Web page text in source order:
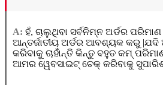
A: ହଁ, ଚାଲୁଥିବା ସର୍ବନିମ୍ନ ଅର୍ଡର
ଆନ୍ତର୍ଜାତୀୟ ଅର୍ଡର ଆବଶ୍ୟକ କରୁ
କରିବାକୁ ଚାହାଁନ୍ତି କିନ୍ତୁ ବହୁତ କମ୍
ଆମର ୱେବସାଇଟ୍ ଚେକ୍ କରିବାକୁ